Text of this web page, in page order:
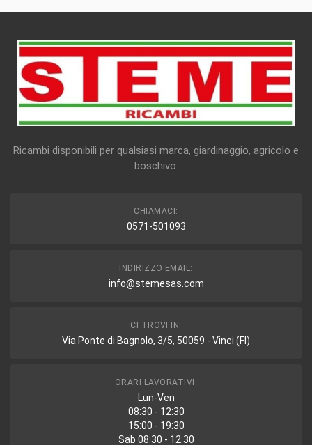
Ricambi disponibili per qualsiasi marca, giardinaggio, agricolo e
boschivo.
CHIAMACI:
0571-501093
INDIRIZZO EMAIL:
info@stemesas.com
CI TROVI IN:
Via Ponte di Bagnolo, 3/5, 50059 - Vinci (FI)
ORARI LAVORATIVI:
Lun-Ven
08:30 - 12:30
15:00 - 19:30
Sab 08:30 - 12:30